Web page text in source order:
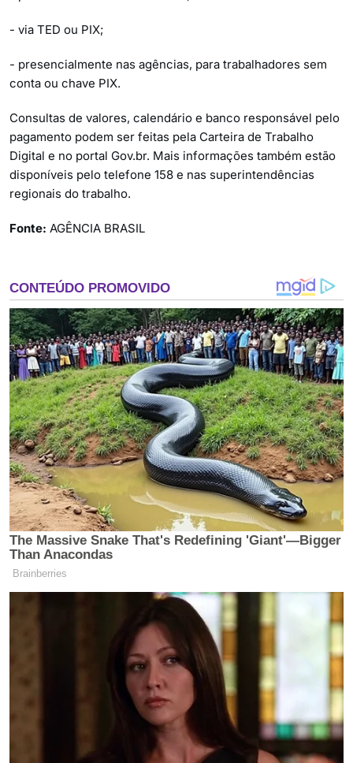
- via TED ou PIX;
- presencialmente nas agências, para trabalhadores sem
conta ou chave PIX.
Consultas de valores, calendário e banco responsável pelo
pagamento podem ser feitas pela Carteira de Trabalho
Digital e no portal Gov.br. Mais informações também estão
disponíveis pelo telefone 158 e nas superintendências
regionais do trabalho.
Fonte: AGÊNCIA BRASIL